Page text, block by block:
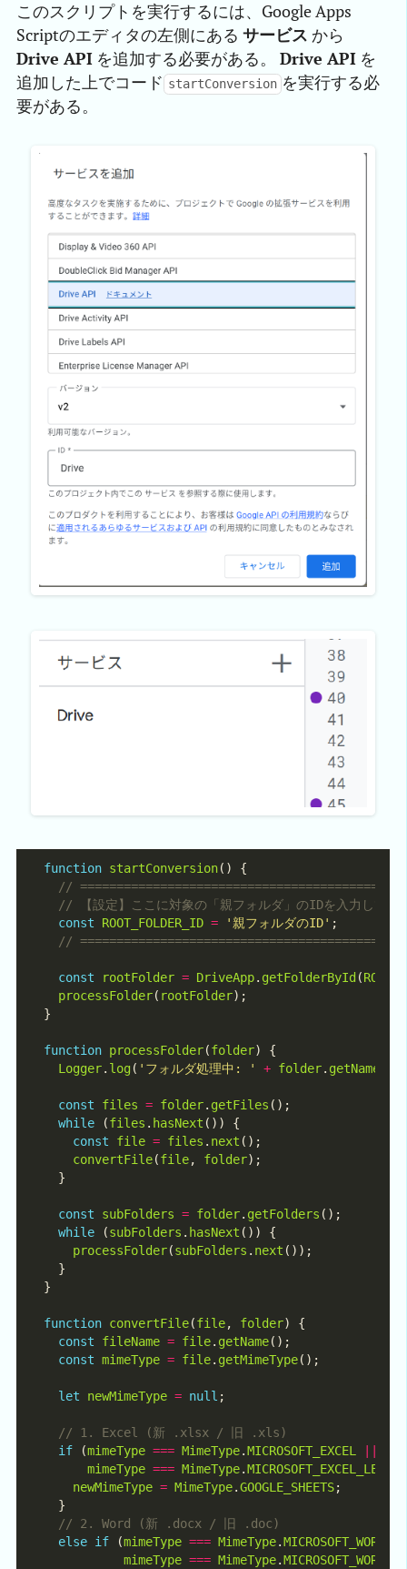
このスクリプトを実行するには、Google Apps
Scriptのエディタの左側にある サービス から
Drive API を追加する必要がある。 Drive API を
追加した上でコード startConversion を実行する必
要がある。
function startConversion
const ROOT_FOLDER_ID = '親フォルダのID'
const rootFolder = DriveApp. getFolderById (
processFolder( rootFolder
function processFolder(folder
Logger. log( 'フォルダ処理中: ' + folder. getName
const files = folder. getFiles
while (files . hasNext
const
file = files . next
convertFile(file, folder
const subFolders = folder. getFolders
while (subFolders . hasNext
processFolder(subFolders . next
function convertFile(file, folder
const
fileName = file. getName
const mimeType = file. getMimeType
let newMimeType = null
if (mimeType === MimeType.MICROSOFT_EXCEL
mimeType === MimeType.MICROSOFT_EXCEL_LEGACY
newMimeType = MimeType.GOOGLE_SHEETS
else if (mimeType === MimeType.MICROSOFT_WORD
mimeType === MimeType.